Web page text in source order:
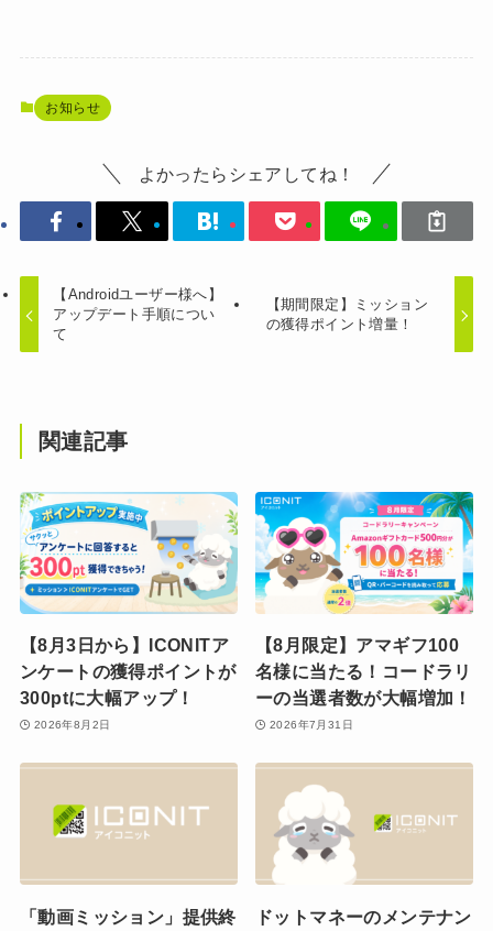
お知らせ
よかったらシェアしてね！
【Androidユーザー様へ】
アップデート手順につい
て
【期間限定】ミッション
の獲得ポイント増量！
関連記事
【8月3日から】ICONITア
ンケートの獲得ポイントが
300ptに大幅アップ！
2026年8月2日
【8月限定】アマギフ100
名様に当たる！コードラリ
ーの当選者数が大幅増加！
2026年7月31日
「動画ミッション」提供終
ドットマネーのメンテナン